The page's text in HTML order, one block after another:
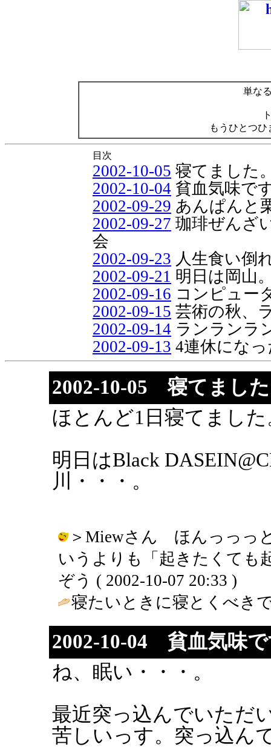
単な
もうひとつ
目次
2002-10-05 寝てました
2002-10-04 貧血気味で
2002-09-29 あんぱんと
2002-09-27 珈琲ぜんざ
会
2002-09-23 人生食い倒
2002-09-21 明日は岡山
2002-09-16 コンピュー
2002-09-15 芸術の秋、
2002-09-14 ランランラ
2002-09-13 4連休にな
2002-10-05 寝てまし
ほとんど1日寝てまし
明日はBlack
川・・・。
＞Miewさん ほんっっっ
いうよりも「起きたくても
ぞう ( 2002-10-07 20:33 )
寝たいときに寝とくべき
2002-10-04 貧血気味
ね、眠い・・・。
最近突っ込んでいただ
苦しいっす。突っ込ん